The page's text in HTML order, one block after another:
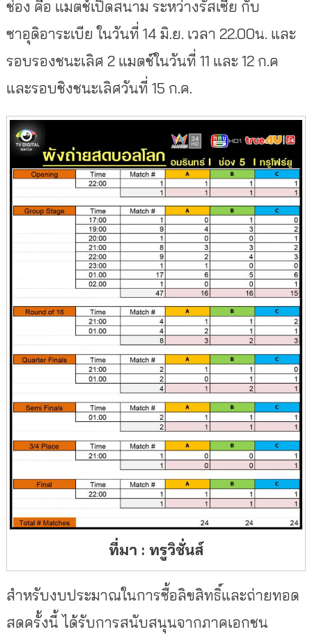
ช่อง คือ แมตช์เปิดสนาม ระหว่างรัสเซีย กับ
ซาอุดิอาระเบีย ในวันที่ 14 มิ.ย. เวลา 22.00น. และ
รอบรองชนะเลิศ 2 แมตช์ในวันที่ 11 และ 12 ก.ค
และรอบชิงชนะเลิศวันที่ 15 ก.ค.
ที่มา : ทรูวิชั่นส์
สำหรับงบประมาณในการซื้อลิขสิทธิ์และถ่ายทอด
สดครั้งนี้ ได้รับการสนับสนุนจากภาคเอกชน